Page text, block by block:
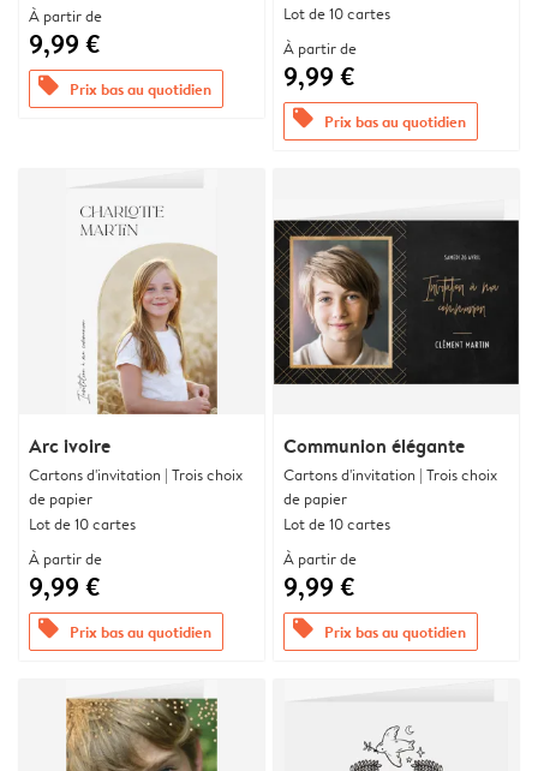
À partir de
9,99 €
offers Prix bas au quotidien
Lot de 10 cartes
À partir de
9,99 €
offers Prix bas au quotidien
Arc ivoire
Cartons d'invitation | Trois choix
de papier
Lot de 10 cartes
À partir de
9,99 €
offers Prix bas au quotidien
Communion élégante
Cartons d'invitation | Trois choix
de papier
Lot de 10 cartes
À partir de
9,99 €
offers Prix bas au quotidien